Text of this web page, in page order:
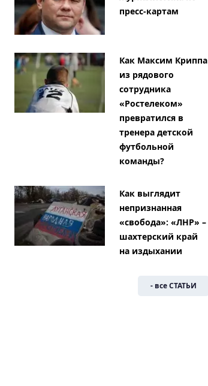
пресс-картам
Как Максим Криппа
из рядового
сотрудника
«Ростелеком»
превратился в
тренера детской
футбольной
команды?
Как выглядит
непризнанная
«свобода»: «ЛНР» –
шахтерский край
на издыхании
- все СТАТЬИ